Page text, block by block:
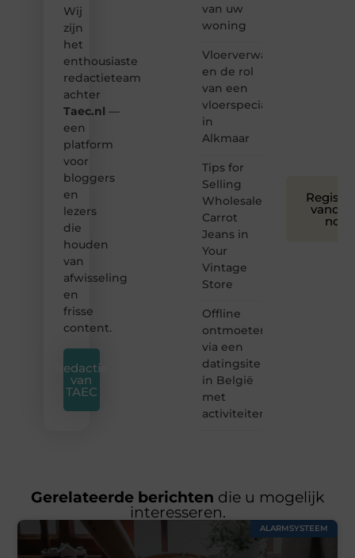
Wij
zijn
het
enthousiaste
redactieteam
achter
Taec.nl —
een
platform
voor
bloggers
en
lezers
die
houden
van
afwisseling
en
frisse
content.
Redactie
van
TAEC
van uw
woning
Vloerverwarming
en de rol
van een
vloerspecialist
in
Alkmaar
Tips for
Selling
Wholesale
Carrot
Jeans in
Your
Vintage
Store
Offline
ontmoeten
via een
datingsite
in België
met
activiteiten
nog
Gerelateerde berichten die u mogelijk
interesseren.
ALARMSYSTEEM